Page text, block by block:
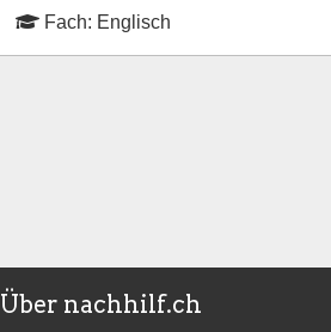
Fach: Englisch
Über nachhilf.ch